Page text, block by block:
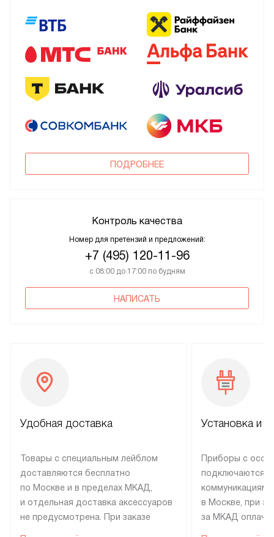
ПОДРОБНЕЕ
Контроль качества
Номер для претензий и предложений:
+7 (495) 120-11-96
с 08:00 до 17:00 по будням
НАПИСАТЬ
Удобная доставка
Товары с специальным лейблом
доставляются бесплатно
по Москве и в пределах МКАД,
и отдельная доставка аксессуаров
не предусмотрена. При заказе
Установка и
Приборы с
подключаются к
коммуникациям
в Москве, при
за МКАД